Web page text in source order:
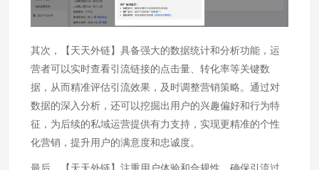
其次，【天天外链】具备强大的数据统计和分析功能，运
营者可以实时查看引流链接的点击量、转化率等关键数
据，从而精准评估引流效果，及时调整营销策略。通过对
数据的深入分析，还可以挖掘出用户的兴趣偏好和行为特
征，为后续的私域运营提供有力支持，实现更精准的个性
化营销，提升用户的满意度和忠诚度。